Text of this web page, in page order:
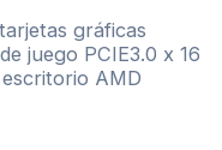
gráficas
juego PCIE3.0 x 16
AMD